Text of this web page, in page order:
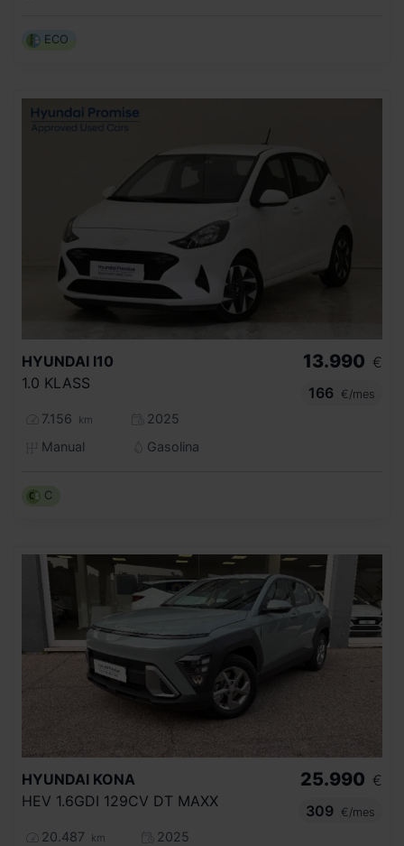
ECO
HYUNDAI I10
1.0 KLASS
7.156 km
2025
Manual
Gasolina
13.990 €
166
€/mes
C
HYUNDAI KONA
HEV 1.6GDI 129CV DT MAXX
20.487 km
2025
25.990 €
309
€/mes